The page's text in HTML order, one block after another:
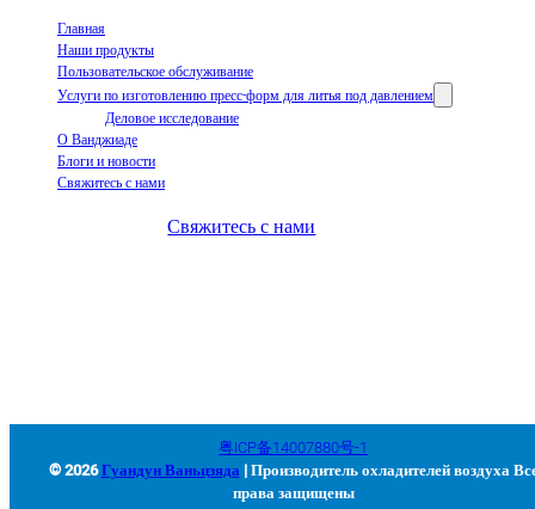
Главная
Наши продукты
Пользовательское обслуживание
Услуги по изготовлению пресс-форм для литья под давлением
Деловое исследование
О Ванджиаде
Блоги и новости
Свяжитесь с нами
Свяжитесь с нами
粤ICP备14007880号-1
© 2026Гуандун Ваньцзяда | Производитель охладителей воздуха
права защищены